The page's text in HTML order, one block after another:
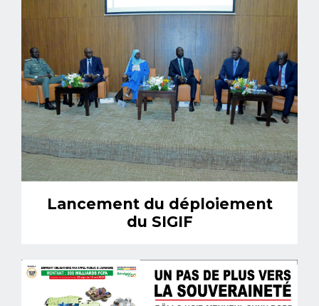
Lancement du déploiement
du SIGIF